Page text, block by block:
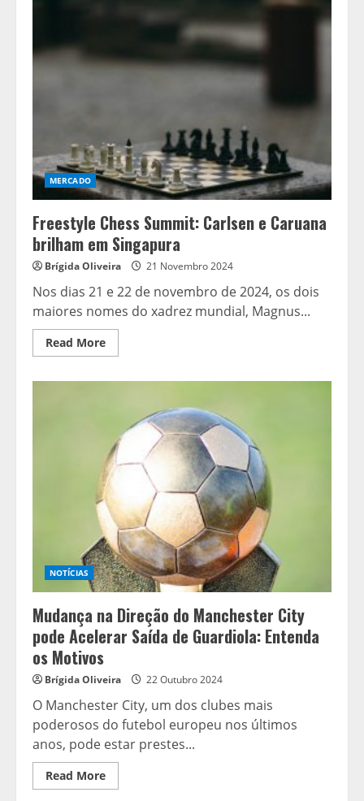
MERCADO
Freestyle Chess Summit: Carlsen e Caruana
brilham em Singapura
Brígida Oliveira 21 Novembro 2024
Nos dias 21 e 22 de novembro de 2024, os dois
maiores nomes do xadrez mundial, Magnus...
Read MoreRead
more
Caruana
brilham
em
Singapura
NOTÍCIAS
Mudança na Direção do Manchester City
pode Acelerar Saída de Guardiola: Entenda
os Motivos
Brígida Oliveira 22 Outubro 2024
O Manchester City, um dos clubes mais
poderosos do futebol europeu nos últimos
anos, pode estar prestes...
Read MoreRead
more